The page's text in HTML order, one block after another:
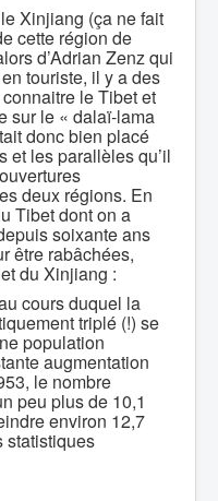
Xinjiang (ça ne fait
cette région de
d’Adrian Zenz qui
touriste, il y a des
le Tibet et
sur le « dalaï-lama
donc bien placé
et les parallèles qu’il
deux régions. En
Tibet dont on a
soixante ans
être rabâchées,
du Xinjiang :
cours duquel la
triplé (!) se
population
augmentation
le nombre
peu plus de 10,1
environ 12,7
statistiques